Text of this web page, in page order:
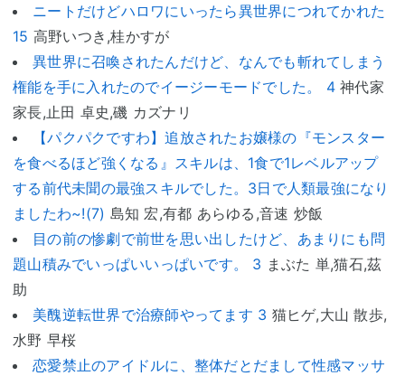
ニートだけどハロワにいったら異世界につれてかれた
15 高野いつき,桂かすが
異世界に召喚されたんだけど、なんでも斬れてしまう
権能を手に入れたのでイージーモードでした。 4神代家
家長,止田 卓史,磯 カズナリ
【パクパクですわ】追放されたお嬢様の『モンスター
を食べるほど強くなる』スキルは、1食で1レベルアップ
する前代未聞の最強スキルでした。3日で人類最強になり
ましたわ~!(7) 島知 宏,有都 あらゆる,音速 炒飯
目の前の惨劇で前世を思い出したけど、あまりにも問
題山積みでいっぱいいっぱいです。 3 まぶた 単,猫石,茲
助
美醜逆転世界で治療師やってます 3 猫ヒゲ,大山 散歩,
水野 早桜
恋愛禁止のアイドルに、整体だとだまして性感マッサ